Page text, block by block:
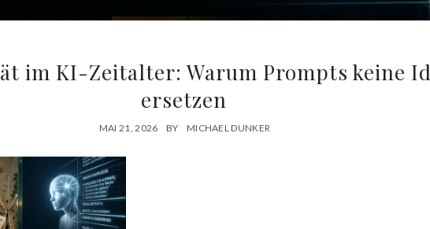
im KI-Zeitalter: Warum Prompts keine
ersetzen
MAI 21, 2026 BY MICHAEL DUNKER